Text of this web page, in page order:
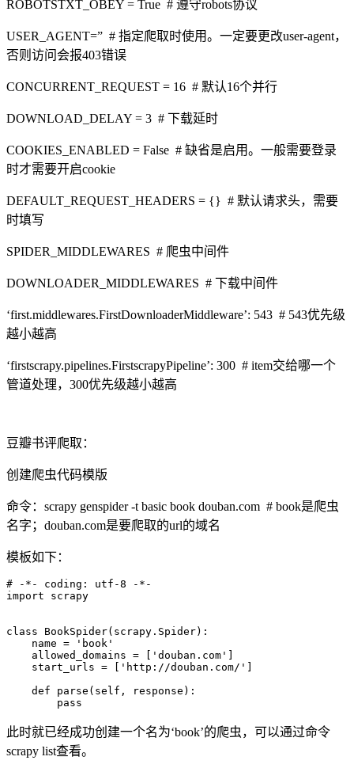
ROBOTSTXT_OBEY = True # 遵守robots协议
USER_AGENT=” # 指定爬取时使用。一定要更改user-agent，
否则访问会报403错误
CONCURRENT_REQUEST = 16 # 默认16个并行
DOWNLOAD_DELAY = 3 # 下载延时
COOKIES_ENABLED = False # 缺省是启用。一般需要登录
时才需要开启cookie
DEFAULT_REQUEST_HEADERS = {} # 默认请求头，需要
时填写
SPIDER_MIDDLEWARES # 爬虫中间件
DOWNLOADER_MIDDLEWARES # 下载中间件
‘first.middlewares.FirstDownloaderMiddleware’: 543 # 543优先级
越小越高
‘firstscrapy.pipelines.FirstscrapyPipeline’: 300 # item交给哪一个
管道处理，300优先级越小越高
豆瓣书评爬取：
创建爬虫代码模版
命令：scrapy genspider -t basic book douban.com # book是爬虫
名字；douban.com是要爬取的url的域名
模板如下：
# -*- coding: utf-8 -*-
import scrapy
class BookSpider(scrapy.Spider):
    name = 'book'
    allowed_domains = ['douban.com']
    start_urls = ['http://douban.com/']
    def parse(self, response):
        pass
此时就已经成功创建一个名为‘book’的爬虫，可以通过命令
scrapy list查看。